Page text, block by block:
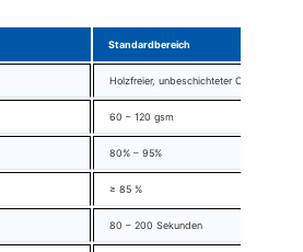
Standardbereich
Holzfreier, unbeschichteter Offset
60 – 120 gsm
80% – 95%
≥ 85 %
80 – 200 Sekunden